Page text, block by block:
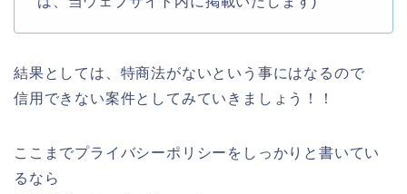
結果としては、特商法がないという事にはなるので
信用できない案件としてみていきましょう！！
ここまでプライバシーポリシーをしっかりと書いてい
るなら